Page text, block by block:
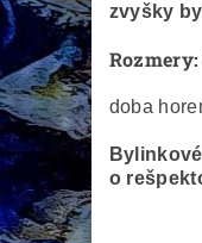
zvyšky
Rozmery:
doba
o